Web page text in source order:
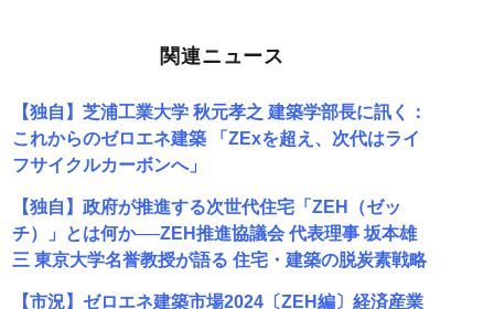
関連ニュース
【独自】芝浦工業大学 秋元孝之 建築学部長に訊く：
これからのゼロエネ建築 「ZExを超え、次代はライ
フサイクルカーボンへ」
【独自】政府が推進する次世代住宅「ZEH（ゼッ
チ）」とは何か──ZEH推進協議会 代表理事 坂本雄
三 東京大学名誉教授が語る 住宅・建築の脱炭素戦略
【市況】ゼロエネ建築市場2024〔ZEH編〕経済産業